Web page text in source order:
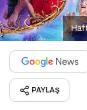
PAYLAŞ